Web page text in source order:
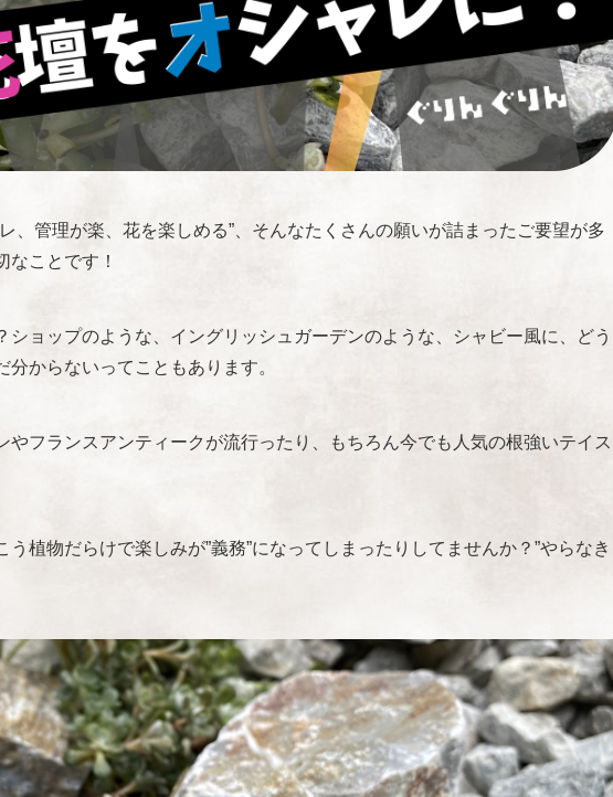
、管理が楽、花を楽しめる”、そんなたくさんの願いが詰まったご要望が多
なことです！
ショップのような、イングリッシュガーデンのような、シャビー風に、どう
からないってこともあります。
やフランスアンティークが流行ったり、もちろん今でも人気の根強いテイス
植物だらけで楽しみが”義務”になってしまったりしてませんか？”やらなき